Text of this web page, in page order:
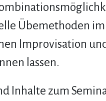
Übemethoden im
Improvisation
lassen.
Inhalte zum